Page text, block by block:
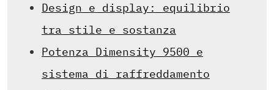
Design e display: equilibrio
tra stile e sostanza
Potenza Dimensity 9500 e
sistema di raffreddamento